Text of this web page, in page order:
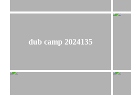
dub camp 2024135